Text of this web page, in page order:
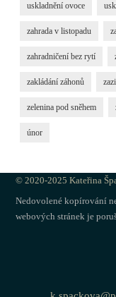
uskladnění ovoce
zahrada v listopadu
zahradničení bez rytí
zakládání záhonů
zelenina pod sněhem
únor
© 2020-2025 Kateřina
Nedovolené kopírování
webových stránek je